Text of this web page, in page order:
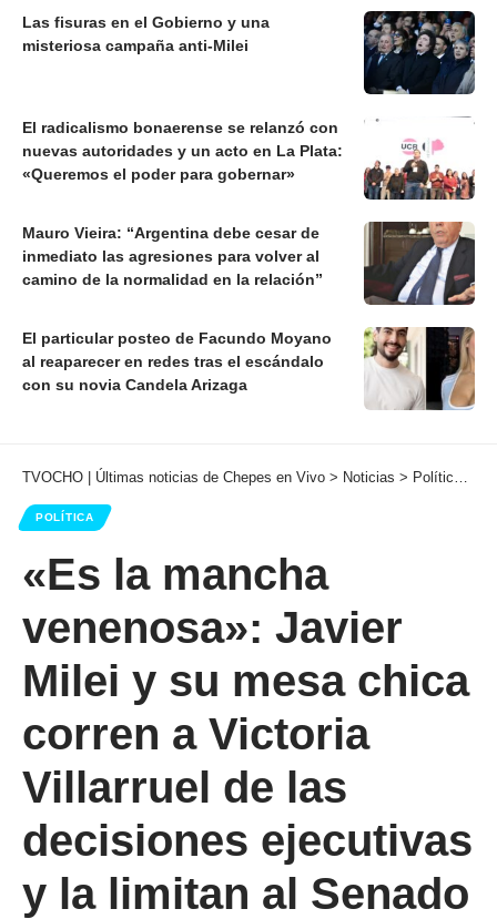
Las fisuras en el Gobierno y una
misteriosa campaña anti-Milei
El radicalismo bonaerense se relanzó con
nuevas autoridades y un acto en La Plata:
«Queremos el poder para gobernar»
Mauro Vieira: “Argentina debe cesar de
inmediato las agresiones para volver al
camino de la normalidad en la relación”
El particular posteo de Facundo Moyano
al reaparecer en redes tras el escándalo
con su novia Candela Arizaga
TVOCHO | Últimas noticias de Chepes en Vivo > Noticias > Política
POLÍTICA
«Es la mancha
venenosa»: Javier
Milei y su mesa chica
corren a Victoria
Villarruel de las
decisiones ejecutivas
y la limitan al Senado